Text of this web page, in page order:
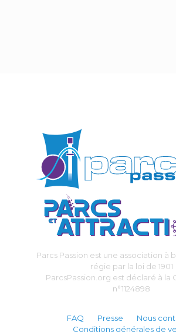
Parcs Passion est une association à
régie par la loi de 1901
ParcsPassion.org est déclaré à la
n°1124898
FAQ Presse
Nous
Conditions générales de